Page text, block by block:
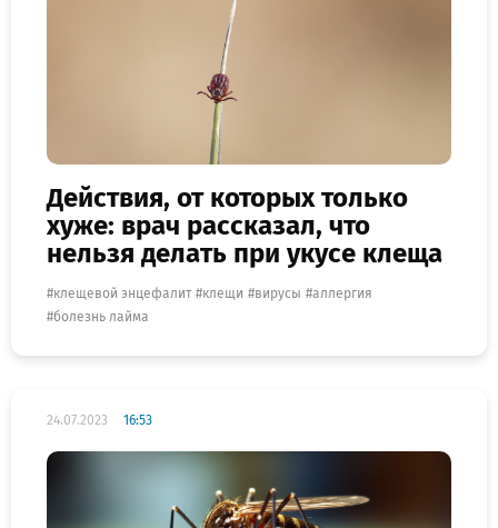
Действия, от которых только
хуже: врач рассказал, что
нельзя делать при укусе клеща
клещевой энцефалит клещи вирусы
аллергия
болезнь лайма
24.07.2023 16:53